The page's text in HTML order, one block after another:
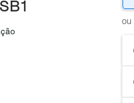
ou